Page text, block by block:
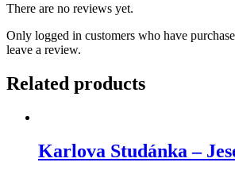
There are no reviews yet.
Only logged in customers who have
leave a review.
Related products
Karlova Studánka –